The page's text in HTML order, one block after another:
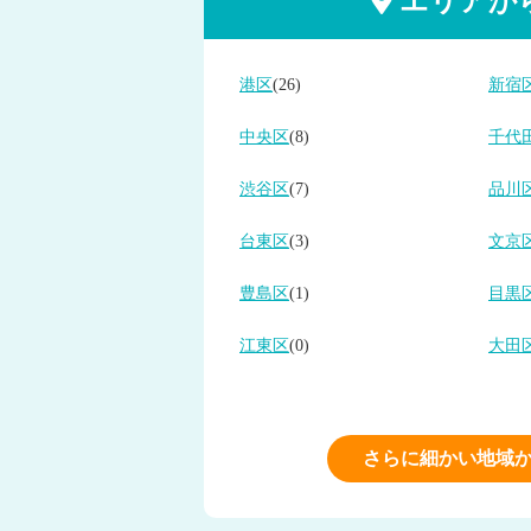
港区(26) 新宿
中央区(8) 千代
渋谷区(7) 品川
台東区(3) 文京
豊島区(1) 目黒
江東区(0) 大田
さらに細かい地域